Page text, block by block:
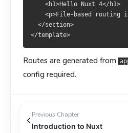
    <h1>Hello Nuxt 4</h1>
<p>File-based routing
  </section>
Routes are generated from
config required.
Previous Chapter
Introduction to Nuxt